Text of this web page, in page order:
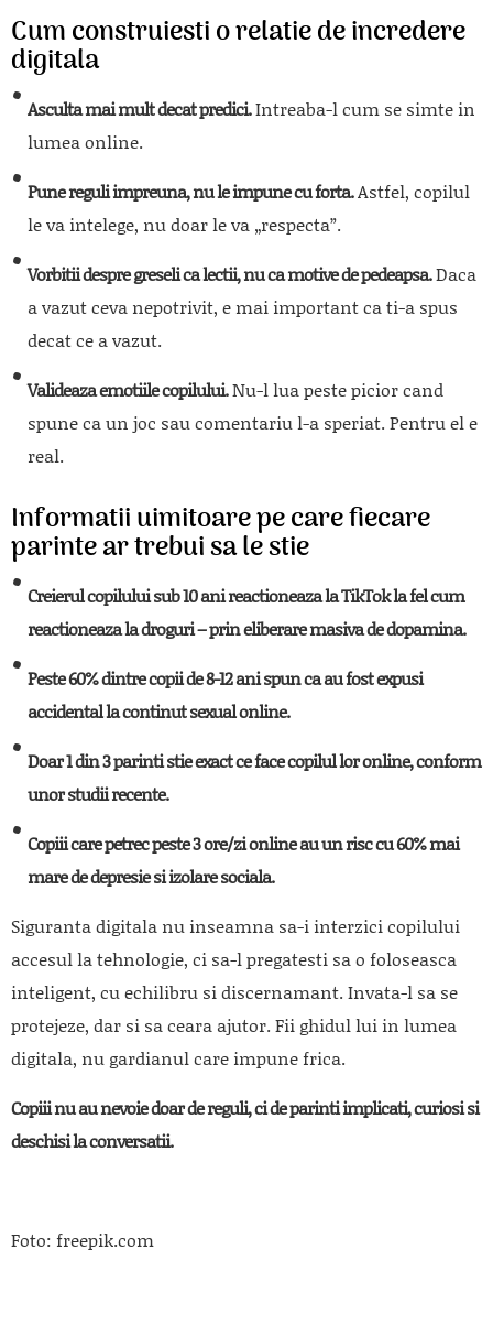
Cum construiesti o relatie de incredere
digitala
Asculta mai mult decat predici.Intreaba-l cum se simte in
lumea online.
Pune reguli impreuna, nu le impune cu forta.Astfel, copilul
le va intelege, nu doar le va „respecta”.
Vorbitii despre greseli ca lectii, nu ca motive de pedeapsa.Daca
a vazut ceva nepotrivit, e mai important ca ti-a spus
decat ce a vazut.
Valideaza emotiile copilului.Nu-l lua peste picior cand
spune ca un joc sau comentariu l-a speriat. Pentru el e
real.
Informatii uimitoare pe care fiecare
parinte ar trebui sa le stie
Creierul copilului sub 10 ani reactioneaza la TikTok la fel cum
reactioneaza la droguri – prin eliberare masiva de dopamina.
Peste 60% dintre copii de 8-12 ani spun ca au fost expusi
accidental la continut sexual online.
Doar 1 din 3 parinti stie exact ce face copilul lor online, conform
unor studii recente.
Copiii care petrec peste 3 ore/zi online au un risc cu 60% mai
mare de depresie si izolare sociala.
Siguranta digitala nu inseamna sa-i interzici copilului
accesul la tehnologie, ci sa-l pregatesti sa o foloseasca
inteligent, cu echilibru si discernamant. Invata-l sa se
protejeze, dar si sa ceara ajutor. Fii ghidul lui in lumea
digitala, nu gardianul care impune frica.
Copiii nu au nevoie doar de reguli, ci de parinti implicati, curiosi si
deschisi la conversatii.
Foto: freepik.com